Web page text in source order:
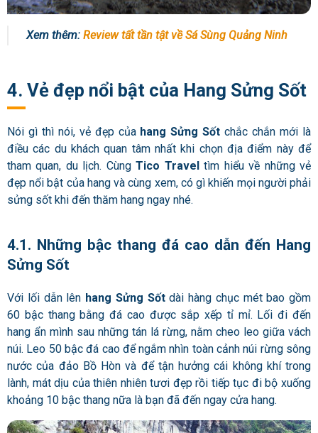
Xem thêm: Review tất tần tật về Sá Sùng Quảng Ninh
4. Vẻ đẹp nổi bật của Hang Sửng Sốt
Nói gì thì nói, vẻ đẹp của hang Sửng Sốt chắc chắn mới là
điều các du khách quan tâm nhất khi chọn địa điểm này để
tham quan, du lịch. CùngTico Travel tìm hiểu về những vẻ
đẹp nổi bật của hang và cùng xem, có gì khiến mọi người phải
sửng sốt khi đến thăm hang ngay nhé.
4.1. Những bậc thang đá cao dẫn đến Hang
Sửng Sốt
Với lối dẫn lên hang Sửng Sốtdài hàng chục mét bao gồm
60 bậc thang bằng đá cao được sắp xếp tỉ mỉ. Lối đi đến
hang ẩn mình sau những tán lá rừng, nằm cheo leo giữa vách
núi. Leo 50 bậc đá cao để ngắm nhìn toàn cảnh núi rừng sông
nước của đảo Bồ Hòn và để tận hưởng cái không khí trong
lành, mát dịu của thiên nhiên tươi đẹp rồi tiếp tục đi bộ xuống
khoảng 10 bậc thang nữa là bạn đã đến ngay cửa hang.